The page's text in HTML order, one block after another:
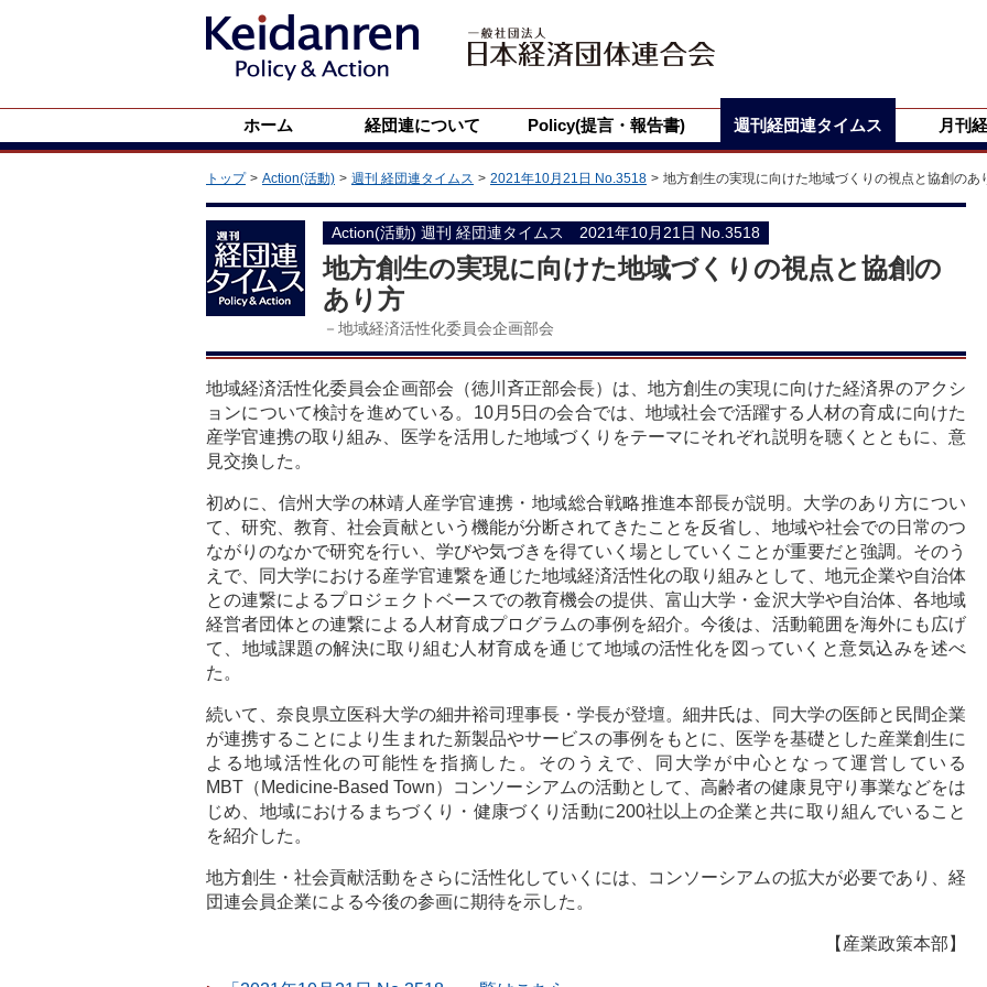
ホーム 経団連について Policy(提言・報告書) 週刊経団連タイムス 月刊
トップ Action(活動) 週刊 経団連タイムス 2021年10月21日 No.3518 地方創生の実現に向けた地域づくりの視点と協創のあ
Action(活動) 週刊 経団連タイムス 2021年10月21日 No.3518
地方創生の実現に向けた地域づくりの視点と協創の
あり方
－地域経済活性化委員会企画部会
地域経済活性化委員会企画部会（徳川斉正部会長）は、地方創生の実現に向けた経済界のアクシ
ョンについて検討を進めている。10月5日の会合では、地域社会で活躍する人材の育成に向けた
産学官連携の取り組み、医学を活用した地域づくりをテーマにそれぞれ説明を聴くとともに、意
見交換した。
初めに、信州大学の林靖人産学官連携・地域総合戦略推進本部長が説明。大学のあり方につい
て、研究、教育、社会貢献という機能が分断されてきたことを反省し、地域や社会での日常のつ
ながりのなかで研究を行い、学びや気づきを得ていく場としていくことが重要だと強調。そのう
えで、同大学における産学官連繋を通じた地域経済活性化の取り組みとして、地元企業や自治体
との連繋によるプロジェクトベースでの教育機会の提供、富山大学・金沢大学や自治体、各地域
経営者団体との連繋による人材育成プログラムの事例を紹介。今後は、活動範囲を海外にも広げ
て、地域課題の解決に取り組む人材育成を通じて地域の活性化を図っていくと意気込みを述べ
た。
続いて、奈良県立医科大学の細井裕司理事長・学長が登壇。細井氏は、同大学の医師と民間企業
が連携することにより生まれた新製品やサービスの事例をもとに、医学を基礎とした産業創生に
よる地域活性化の可能性を指摘した。そのうえで、同大学が中心となって運営している
MBT（Medicine-Based Town）コンソーシアムの活動として、高齢者の健康見守り事業などをは
じめ、地域におけるまちづくり・健康づくり活動に200社以上の企業と共に取り組んでいること
を紹介した。
地方創生・社会貢献活動をさらに活性化していくには、コンソーシアムの拡大が必要であり、経
団連会員企業による今後の参画に期待を示した。
【産業政策本部】